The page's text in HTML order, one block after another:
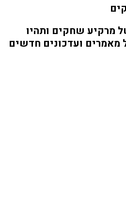
שחקים ותהיו
ועדכונים חדשים